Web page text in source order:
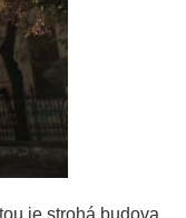
je strohá budova